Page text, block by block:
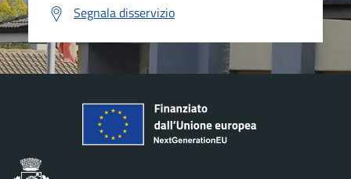
Segnala disservizio